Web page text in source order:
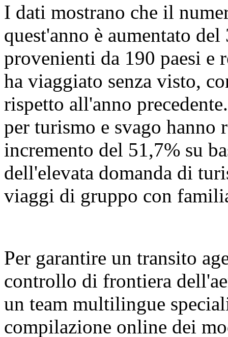
I dati mostrano che il
quest'anno è aumentato
provenienti da 190 paesi e
ha viaggiato senza visto,
rispetto all'anno
per turismo e svago hanno
incremento del 51,7% su
dell'elevata domanda di
viaggi di gruppo con
Per garantire un transito
controllo di frontiera
un team multilingue
compilazione online dei